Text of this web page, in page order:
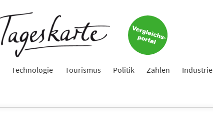
Technologie Tourismus Politik Zahlen Industrie